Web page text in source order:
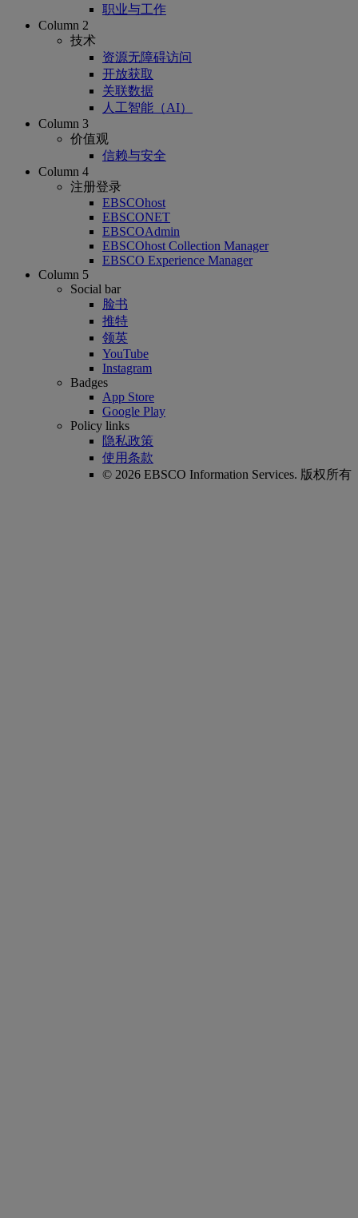
职业与工作
Column 2
技术
资源无障碍访问
开放获取
关联数据
人工智能（AI）
Column 3
价值观
信赖与安全
Column 4
注册登录
EBSCOhost
EBSCONET
EBSCOAdmin
EBSCOhost Collection Manager
EBSCO Experience Manager
Column 5
Social bar
脸书
推特
领英
YouTube
Instagram
Badges
App Store
Google Play
Policy links
隐私政策
使用条款
© 2026 EBSCO Information Services. 版权所有